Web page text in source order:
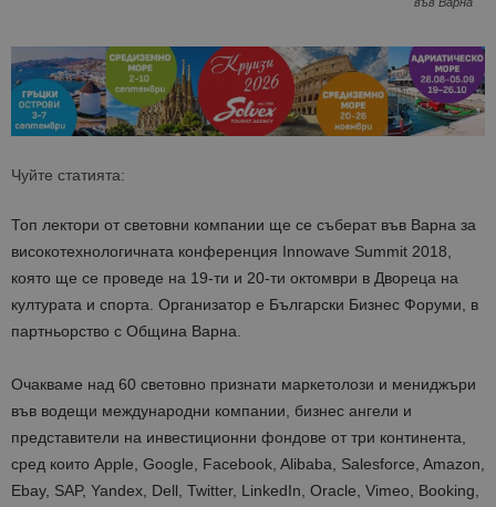
Чуйте статията:
Топ лектори от световни компании ще се съберат във Варна за
високотехнологичната конференция Innowave Summit 2018,
която ще се проведе на 19-ти и 20-ти октомври в Двореца на
културата и спорта. Организатор е Български Бизнес Форуми, в
партньорство с Община Варна.
Очакваме над 60 световно признати маркетолози и мениджъри
във водещи международни компании, бизнес ангели и
представители на инвестиционни фондове от три континента,
сред които Apple, Google, Facebook, Alibaba, Salesforce, Amazon,
Ebay, SAP, Yandex, Dell, Twitter, LinkedIn, Oracle, Vimeo, Booking,